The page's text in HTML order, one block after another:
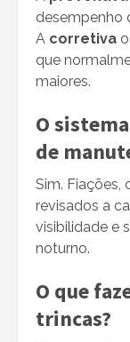
desempenho
A corretiva
que
maiores.
O
de
Sim. Fiações,
revisados a
visibilidade e
noturno.
O que
trincas?